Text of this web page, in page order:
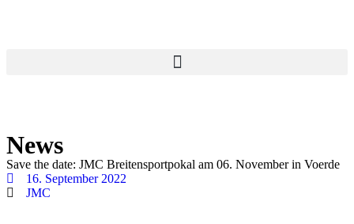
News
Save the date: JMC Breitensportpokal am 06. November in Voerde
16. September 2022
JMC